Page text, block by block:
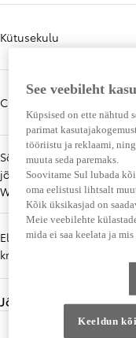
Kütusekulu
CO₂
Sõiduulatus ainult elektri
jõul – kombineeritud max
WLTP (km)
Elektritarve min (kWh /
km)
Jõudlus
See veebileht
Küpsised on ette nähtud
parimat
tööriistu ja reklaami,
muuta seda paremaks.
Soovitame Sul lubada
oma eelistusi lihtsalt
Kõik üksikasjad on
Meie veebilehte
mida ei saa keelata ja
Keeldun